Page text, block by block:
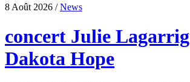
8 Août 2026 /News
concert Julie
Dakota Hope